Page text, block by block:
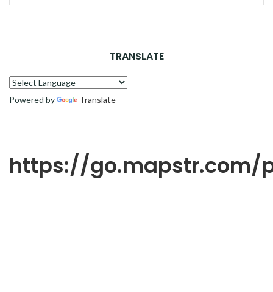
TRANSLATE
Powered by Translate
https://go.mapstr.com/